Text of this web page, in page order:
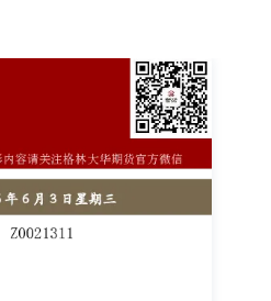
2026年6月3日星期三 从业资格：
元/吨，100/0.55%；20号泰标2390
半钢胎样本企业产能利用率为
，环比-0.12个百分点，同比+7.14个百
为-340元/吨，环比走扩5元/吨。 6.昨日
丁二烯行业产能利用率67.29%，较上一
元/吨，山东市场齐鲁丁苯1502价格下
价；“-”表示：当日收盘价<上日收盘
；1表示：0.5%≤当日涨跌幅<1%；2